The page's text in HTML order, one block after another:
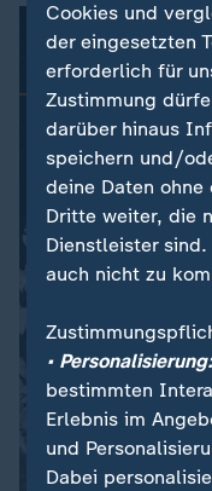
Cookies und
der eingesetzten
erforderlich für
Zustimmung
darüber hinaus
speichern und/
deine Daten
Dritte weiter, die
Dienstleister
auch nicht zu
•
bestimmten
Erlebnis im
und
Dabei